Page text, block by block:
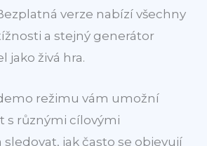
verze nabízí všechny
a stejný generátor
jako živá hra.
režimu vám umožní
s různými cílovými
jak často se objevují